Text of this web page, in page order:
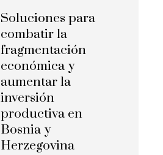
Soluciones para
combatir la
fragmentación
económica y
aumentar la
inversión
productiva en
Bosnia y
Herzegovina